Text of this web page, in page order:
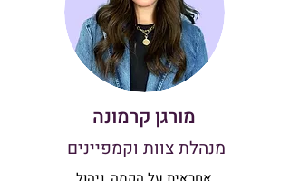
מורגן קרמונה
מנהלת צוות וקמפיינים